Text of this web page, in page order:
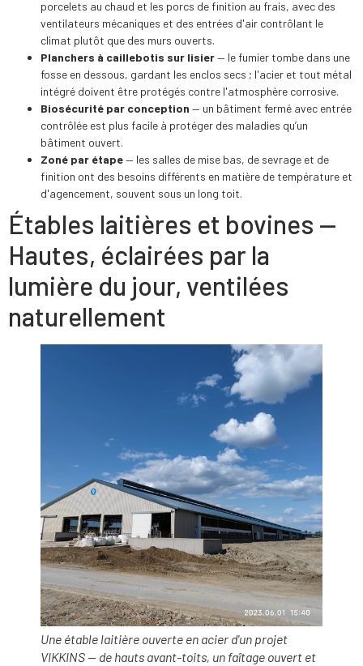
porcelets au chaud et les porcs de finition au frais, avec des
ventilateurs mécaniques et des entrées d'air contrôlant le
climat plutôt que des murs ouverts.
Planchers à caillebotis sur lisier— le fumier tombe dans une
fosse en dessous, gardant les enclos secs ; l'acier et tout métal
intégré doivent être protégés contre l'atmosphère corrosive.
Biosécurité par conception — un bâtiment fermé avec entrée
contrôlée est plus facile à protéger des maladies qu’un
bâtiment ouvert.
Zoné par étape— les salles de mise bas, de sevrage et de
finition ont des besoins différents en matière de température et
d'agencement, souvent sous un long toit.
Étables laitières et bovines —
Hautes, éclairées par la
lumière du jour, ventilées
naturellement
Une étable laitière ouverte en acier d'un projet
VIKKINS — de hauts avant-toits, un faîtage ouvert et